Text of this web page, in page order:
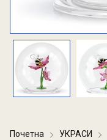
Почетна УКРАСИ